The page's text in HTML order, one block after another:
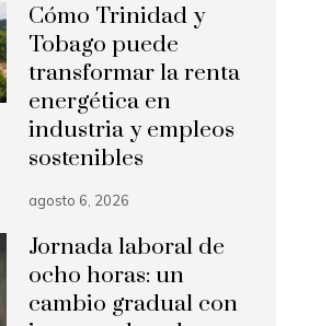
Cómo Trinidad y
Tobago puede
transformar la renta
energética en
industria y empleos
sostenibles
agosto 6, 2026
Jornada laboral de
ocho horas: un
cambio gradual con